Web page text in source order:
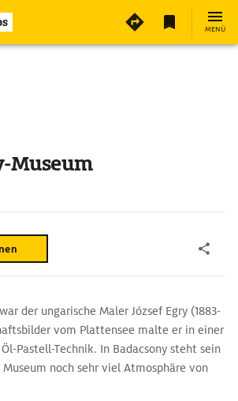
MENÜ
Museum
der ungarische Maler József Egry (1883-
vom Plattensee malte er in einer
Pastell-Technik. In Badacsony steht sein
noch sehr viel Atmosphäre von